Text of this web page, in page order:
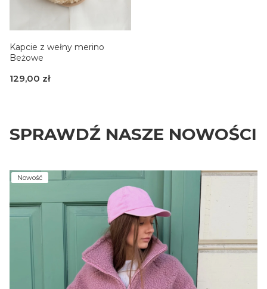
Kapcie z wełny merino
Beżowe
Cena
129,00 zł
SPRAWDŹ NASZE NOWOŚCI
Nowość